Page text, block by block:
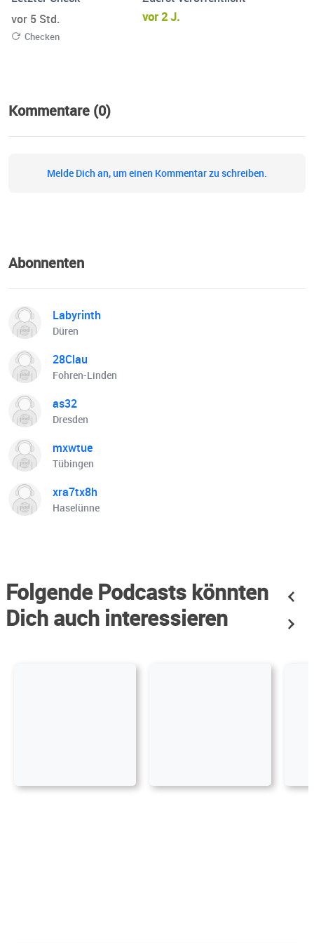
Militärstrategie relevant sind.
https://www.zdf.de/nachrichten-sendungen/zdfheute-live
vor 5 Std.
Checken
vor 2 J.
Kommentare (0)
Melde Dich an, um einen Kommentar zu schreiben.
Abonnenten
Labyrinth
Düren
28Clau
Fohren-Linden
as32
Dresden
mxwtue
Tübingen
xra7tx8h
Haselünne
Folgende Podcasts könnten
Dich auch interessieren